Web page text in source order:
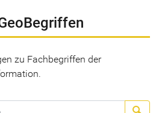
zu Fachbegriffen der